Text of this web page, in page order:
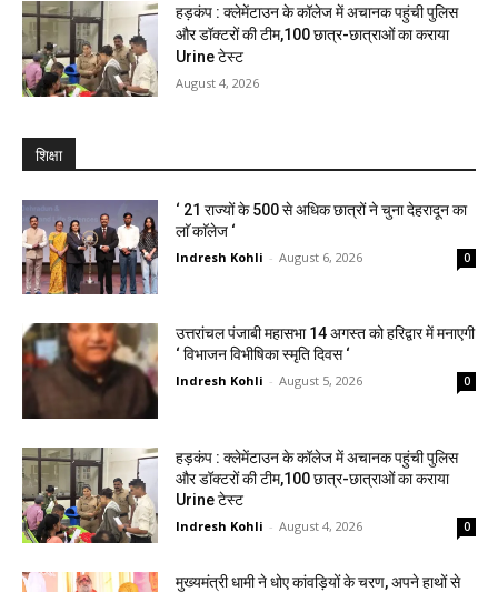
हड़कंप : क्लेमेंटाउन के कॉलेज में अचानक पहुंची पुलिस
और डॉक्टरों की टीम,100 छात्र-छात्राओं का कराया
Urine टेस्ट
August 4, 2026
शिक्षा
‘ 21 राज्यों के 500 से अधिक छात्रों ने चुना देहरादून का
लाॅ काॅलेज ‘
Indresh Kohli - August 6, 2026 0
उत्तरांचल पंजाबी महासभा 14 अगस्त को हरिद्वार में मनाएगी
‘ विभाजन विभीषिका स्मृति दिवस ‘
Indresh Kohli - August 5, 2026 0
हड़कंप : क्लेमेंटाउन के कॉलेज में अचानक पहुंची पुलिस
और डॉक्टरों की टीम,100 छात्र-छात्राओं का कराया
Urine टेस्ट
Indresh Kohli - August 4, 2026 0
मुख्यमंत्री धामी ने धोए कांवड़ियों के चरण, अपने हाथों से